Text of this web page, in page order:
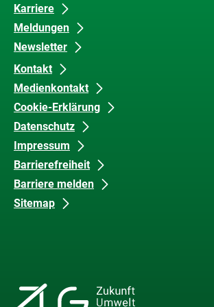
Karriere
Meldungen
Newsletter
Kontakt
Medienkontakt
Cookie-Erklärung
Datenschutz
Impressum
Barrierefreiheit
Barriere melden
Sitemap